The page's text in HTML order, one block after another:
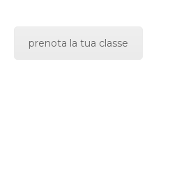
prenota la tua classe